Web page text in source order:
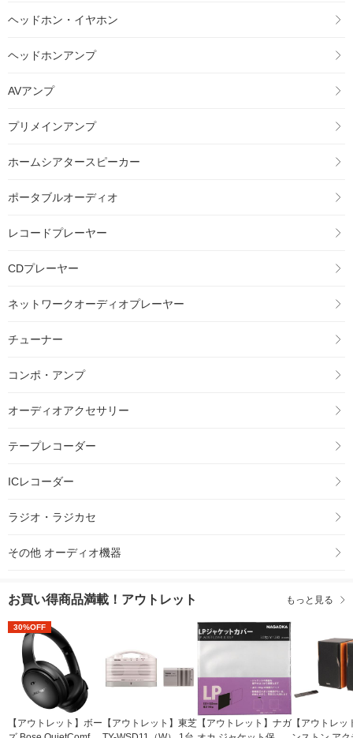
ヘッドホン・イヤホン
ヘッドホンアンプ
AVアンプ
プリメインアンプ
ホームシアタースピーカー
ポータブルオーディオ
レコードプレーヤー
CDプレーヤー
ネットワークオーディオプレーヤー
チューナー
コンポ・アンプ
オーディオアクセサリー
テープレコーダー
ICレコーダー
ラジオ・ラジカセ
その他 オーディオ機器
お買い得商品満載！アウトレット もっと見る
30%OFF
【アウトレット】ボー 【アウトレット】東芝 【アウトレット】ナガ 【アウトレッ